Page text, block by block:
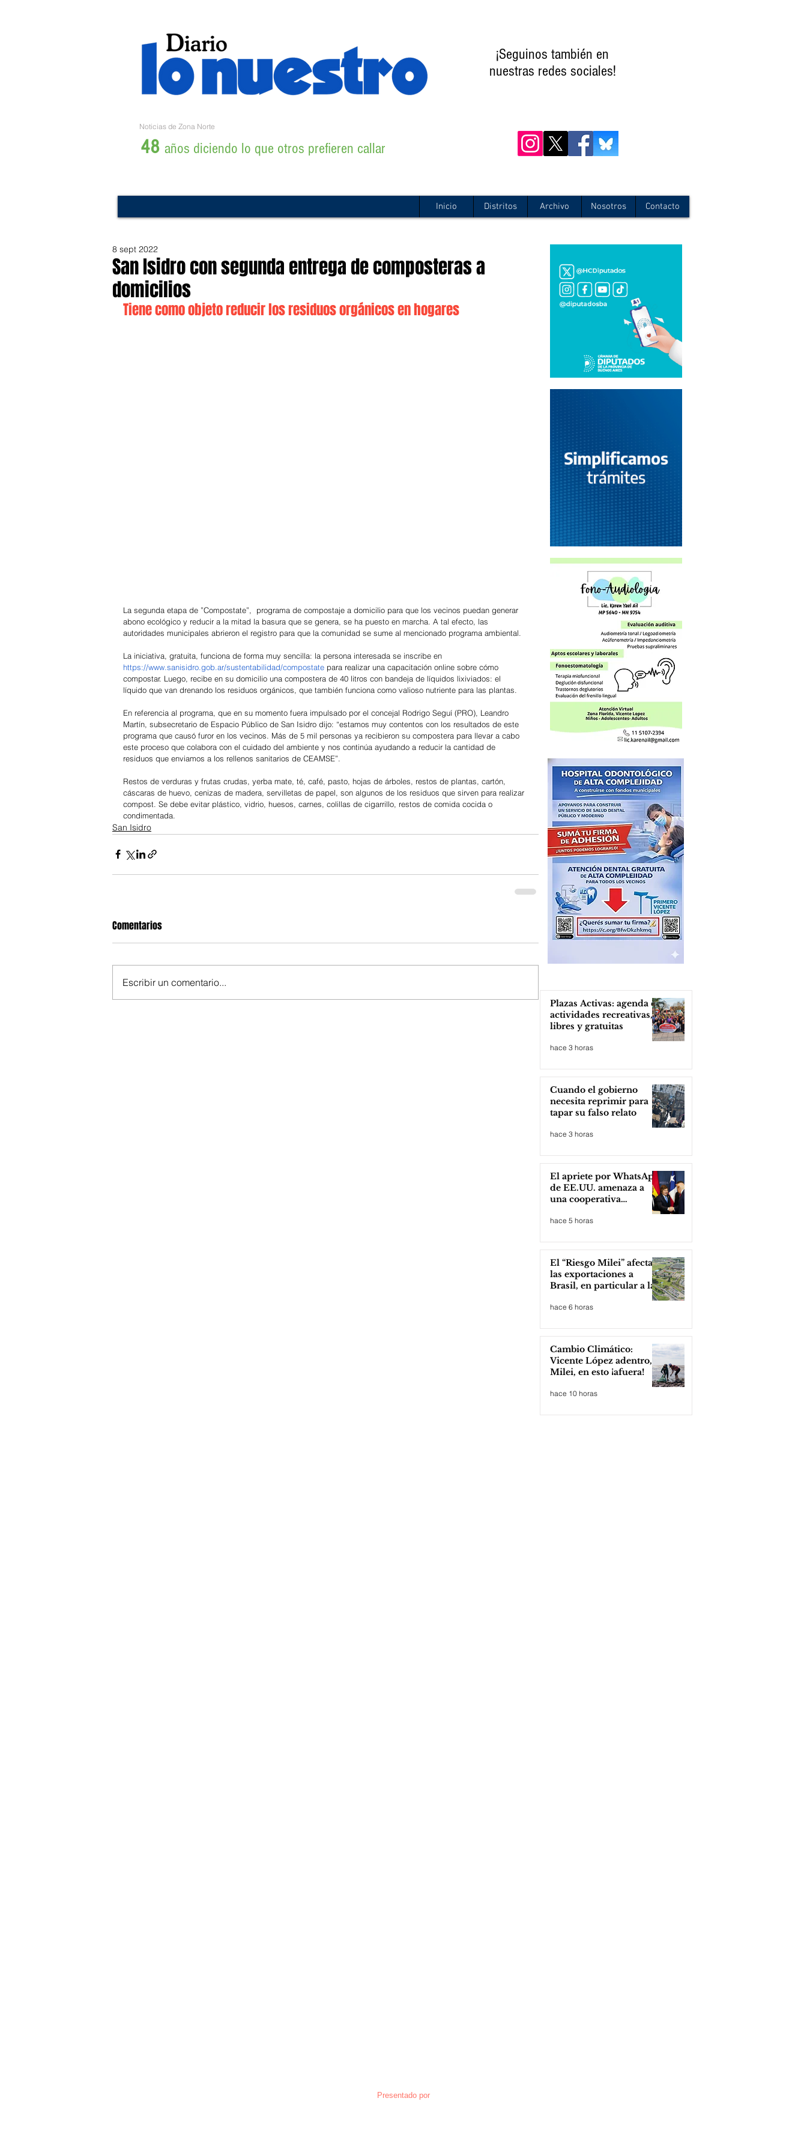
¡Seguinos también en
nuestras redes sociales!
Noticias de Zona Norte
48 años diciendo lo que otros prefieren callar
Inicio Distritos Archivo Nosotros Contacto
San Isidro con segunda entrega de composteras a
domicilios
8 sept 2022
Tiene como objeto reducir los residuos orgánicos en hogares
La segunda etapa de ”Compostate”,  programa de compostaje a domicilio para que los vecinos puedan generar
abono ecológico y reducir a la mitad la basura que se genera, se ha puesto en marcha. A tal efecto, las
autoridades municipales abrieron el registro para que la comunidad se sume al mencionado programa ambiental.
La iniciativa, gratuita, funciona de forma muy sencilla: la persona interesada se inscribe en
https://www.sanisidro.gob.ar/sustentabilidad/compostate para realizar una capacitación online sobre cómo
compostar. Luego, recibe en su domicilio una compostera de 40 litros con bandeja de líquidos lixiviados: el
líquido que van drenando los residuos orgánicos, que también funciona como valioso nutriente para las plantas.
En referencia al programa, que en su momento fuera impulsado por el concejal Rodrigo Seguí (PRO), Leandro
Martín, subsecretario de Espacio Público de San Isidro dijo: “estamos muy contentos con los resultados de este
programa que causó furor en los vecinos. Más de 5 mil personas ya recibieron su compostera para llevar a cabo
este proceso que colabora con el cuidado del ambiente y nos continúa ayudando a reducir la cantidad de
residuos que enviamos a los rellenos sanitarios de CEAMSE”.
Restos de verduras y frutas crudas, yerba mate, té, café, pasto, hojas de árboles, restos de plantas, cartón,
cáscaras de huevo, cenizas de madera, servilletas de papel, son algunos de los residuos que sirven para realizar
compost. Se debe evitar plástico, vidrio, huesos, carnes, colillas de cigarrillo, restos de comida cocida o
condimentada.
San Isidro
Comentarios
Escribir un comentario...
Plazas Activas: agenda de
actividades recreativas,
libres y gratuitas
hace 3 horas
Cuando el gobierno
necesita reprimir para
tapar su falso relato
hace 3 horas
El apriete por WhatsApp
de EE.UU. amenaza a
una cooperativa
argentina para boicotear
a Huawei
hace 5 horas
El “Riesgo Milei” afecta
las exportaciones a
Brasil, en particular a la
industria automotriz de
la provincia
hace 6 horas
Cambio Climático:
Vicente López adentro,
Milei, en esto ¡afuera!
hace 10 horas
Presentado por